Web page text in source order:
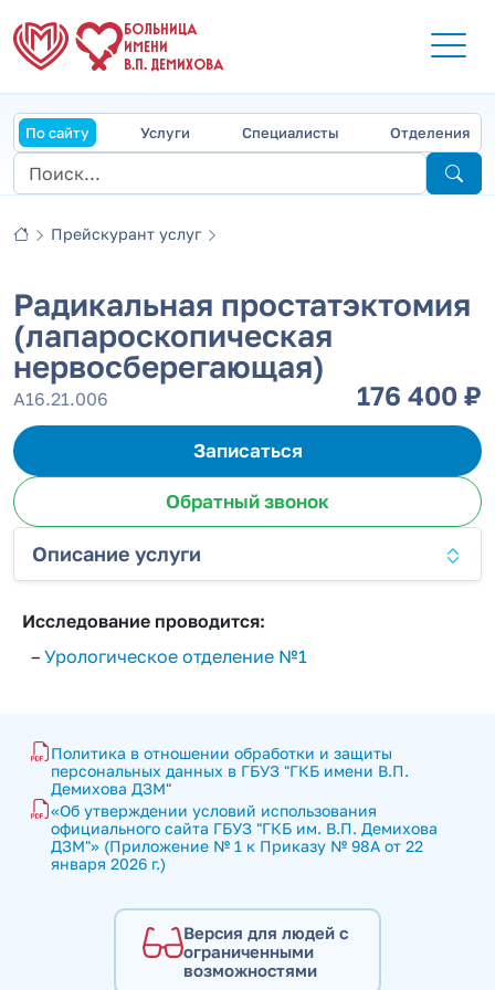
БОЛЬНИЦА
ИМЕНИ
В.П. ДЕМИХОВА
По сайту Услуги Специалисты Отделения
Прейскурант услуг
Радикальная простатэктомия
(лапароскопическая
нервосберегающая)
А16.21.006 176 400 ₽
Записаться
Обратный звонок
Описание услуги
Исследование проводится:
– Урологическое отделение №1
Политика в отношении обработки и защиты
персональных данных в ГБУЗ "ГКБ имени В.П.
Демихова ДЗМ"
«Об утверждении условий использования
официального сайта ГБУЗ "ГКБ им. В.П. Демихова
ДЗМ"» (Приложение № 1 к Приказу № 98А от 22
января 2026 г.)
Версия для людей с
ограниченными
возможностями